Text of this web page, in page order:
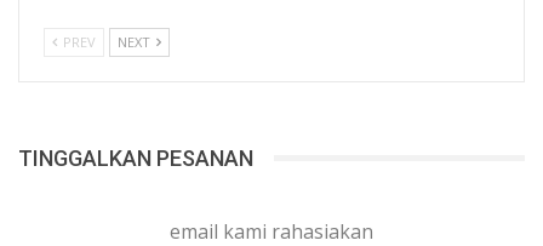
PREV NEXT
TINGGALKAN PESANAN
email kami rahasiakan